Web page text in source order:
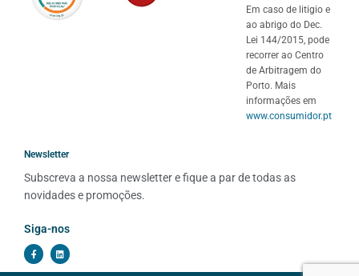
Em caso de litigio e
ao abrigo do Dec.
Lei 144/2015, pode
recorrer ao Centro
de Arbitragem do
Porto. Mais
informações em
www.consumidor.pt
Newsletter
Subscreva a nossa newsletter e fique a par de todas as
novidades e promoções.
Siga-nos